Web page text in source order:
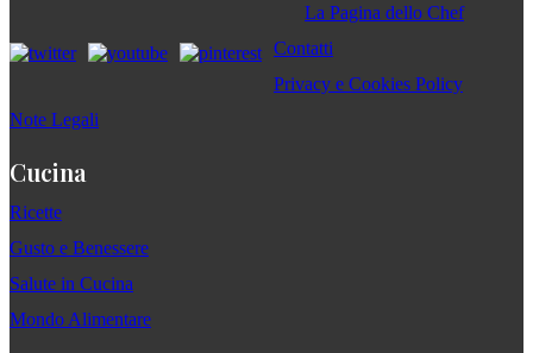
La Pagina dello Chef
Contatti
Privacy e Cookies Policy
Note Legali
Cucina
Ricette
Gusto e Benessere
Salute in Cucina
Mondo Alimentare